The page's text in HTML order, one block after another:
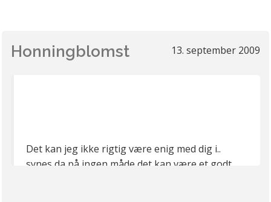
13. september 2009
Honningblomst
Det kan jeg ikke rigtig være enig med dig i..
synes da på ingen måde det kan være et godt